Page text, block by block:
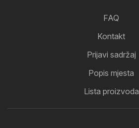
FAQ
Kontakt
Prijavi sadržaj
Popis mjesta
Lista proizvoda